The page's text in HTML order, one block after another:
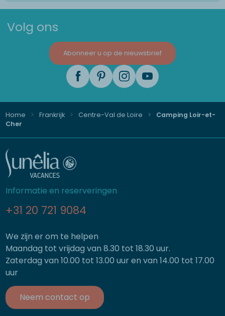
Volg ons
Abonneer u op de nieuwsbrief
Home Frankrijk Centre-Val de Loire
Camping Loir-et-
Cher
Informatie en reserveringen
+31 20 721 9084
We zijn er om te helpen
Maandag tot vrijdag van 8.30 tot 18.30 uur.
Zaterdag van 10.00 tot 13.00 uur en van 14.00 tot 17.00
uur
Neem contact op